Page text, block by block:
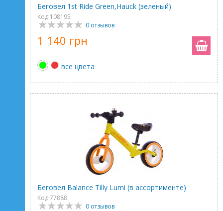
Беговел 1st Ride Green,Hauck (зеленый)
Код 108195
0 отзывов
1 140 грн
все цвета
Беговел Balance Tilly Lumi (в ассортименте)
Код 77888
0 отзывов